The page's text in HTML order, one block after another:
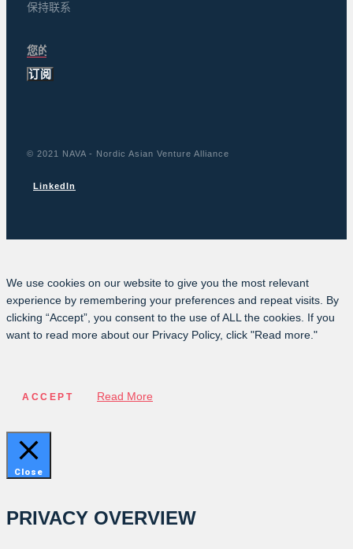
保持联系
订阅
© 2021 NAVA - Nordic Asian Venture Alliance
LinkedIn
We use cookies on our website to give you the most relevant
experience by remembering your preferences and repeat visits. By
clicking “Accept”, you consent to the use of ALL the cookies. If you
want to read more about our Privacy Policy, click "Read more."
ACCEPT Read More
Close
PRIVACY OVERVIEW